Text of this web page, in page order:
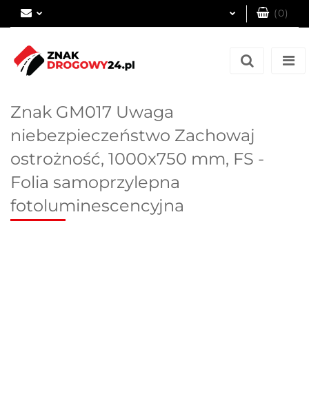
(0)
Znak GM017 Uwaga
niebezpieczeństwo Zachowaj
ostrożność, 1000x750 mm, FS -
Folia samoprzylepna
fotoluminescencyjna